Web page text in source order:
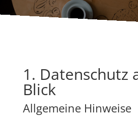
1. Datenschutz
Blick
Allgemeine Hinweise